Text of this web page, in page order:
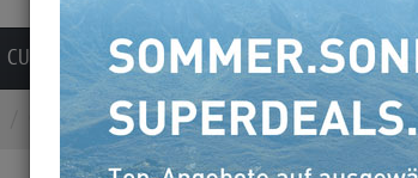
CUBE Fahrradbekleidung CUBE Zubehör
Cube Reaction Hybrid Race 800 ...